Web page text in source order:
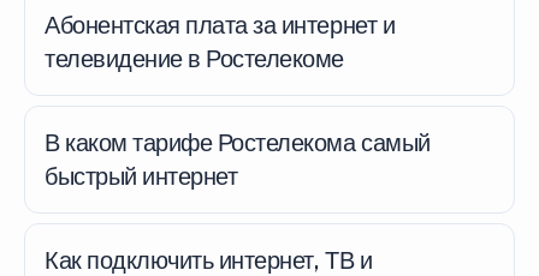
Абонентская плата за интернет и
телевидение в Ростелекоме
В каком тарифе Ростелекома самый
быстрый интернет
Как подключить интернет, ТВ и